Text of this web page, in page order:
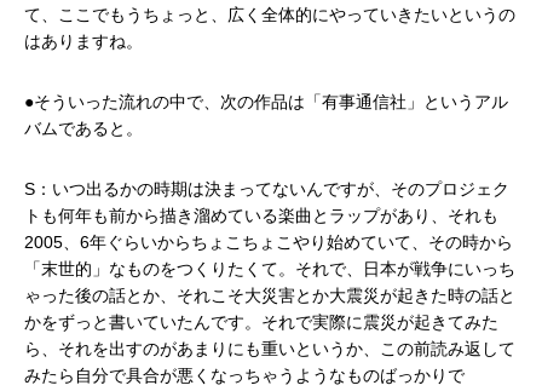
て、ここでもうちょっと、広く全体的にやっていきたいというの
はありますね。
●そういった流れの中で、次の作品は「有事通信社」というアル
バムであると。
S：いつ出るかの時期は決まってないんですが、そのプロジェク
トも何年も前から描き溜めている楽曲とラップがあり、それも
2005、6年ぐらいからちょこちょこやり始めていて、その時から
「末世的」なものをつくりたくて。それで、日本が戦争にいっち
ゃった後の話とか、それこそ大災害とか大震災が起きた時の話と
かをずっと書いていたんです。それで実際に震災が起きてみた
ら、それを出すのがあまりにも重いというか、この前読み返して
みたら自分で具合が悪くなっちゃうようなものばっかりで